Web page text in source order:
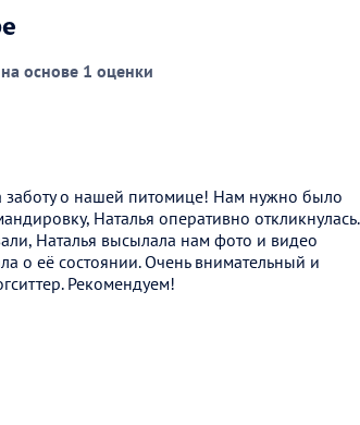
на основе 1 оценки
заботу о нашей питомице! Нам нужно было
Наталья оперативно откликнулась.
Наталья высылала нам фото и видео
о её состоянии. Очень внимательный и
Рекомендуем!